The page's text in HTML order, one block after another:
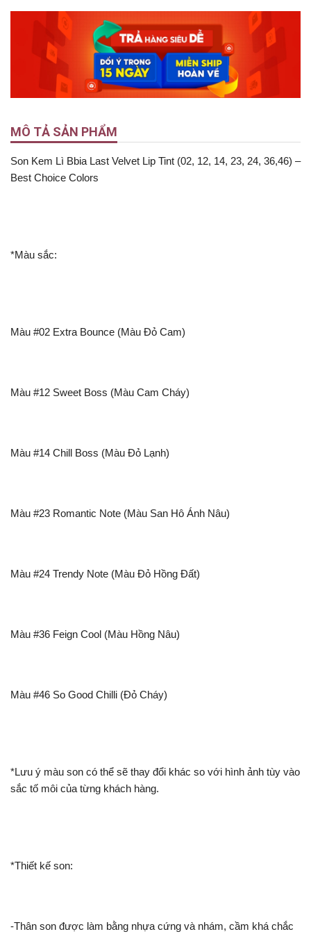
MÔ TẢ SẢN PHẨM
Son Kem Lì Bbia Last Velvet Lip Tint (02, 12, 14, 23, 24, 36,46) –
Best Choice Colors
*Màu sắc:
Màu #02 Extra Bounce (Màu Đỏ Cam)
Màu #12 Sweet Boss (Màu Cam Cháy)
Màu #14 Chill Boss (Màu Đỏ Lạnh)
Màu #23 Romantic Note (Màu San Hô Ánh Nâu)
Màu #24 Trendy Note (Màu Đỏ Hồng Đất)
Màu #36 Feign Cool (Màu Hồng Nâu)
Màu #46 So Good Chilli (Đỏ Cháy)
*Lưu ý màu son có thể sẽ thay đổi khác so với hình ảnh tùy vào
sắc tố môi của từng khách hàng.
*Thiết kế son:
-Thân son được làm bằng nhựa cứng và nhám, cầm khá chắc